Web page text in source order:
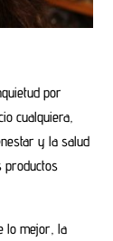
por
cualquiera,
y la salud
productos
lo mejor, la